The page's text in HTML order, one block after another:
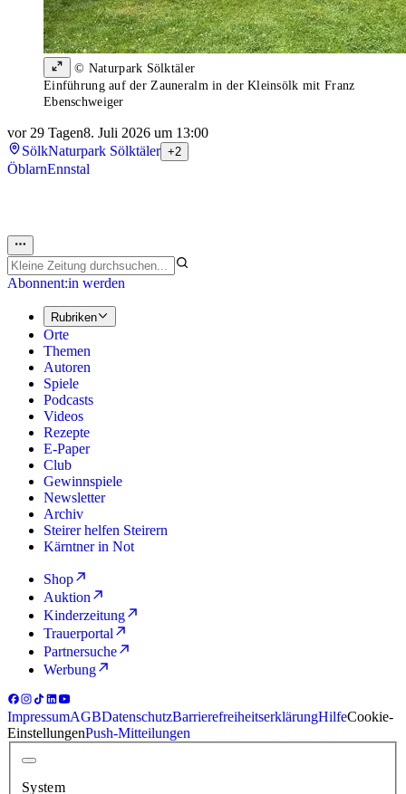
© Naturpark Sölktäler
Einführung auf der Zauneralm in der Kleinsölk mit Franz
Ebenschweiger
vor 29 Tagen8. Juli 2026 um 13:00
SölkNaturpark Sölktäler +2
ÖblarnEnnstal
Abonnent:in werden
Rubriken
Orte
Themen
Autoren
Spiele
Podcasts
Videos
Rezepte
E-Paper
Club
Gewinnspiele
Newsletter
Archiv
Steirer helfen Steirern
Kärntner in Not
Shop
Auktion
Kinderzeitung
Trauerportal
Partnersuche
Werbung
ImpressumAGBDatenschutzBarrierefreiheitserklärungHilfeCookie-
EinstellungenPush-Mitteilungen
System